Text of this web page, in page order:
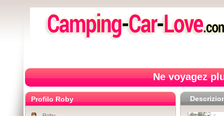
Ne voyagez
Profilo Roby